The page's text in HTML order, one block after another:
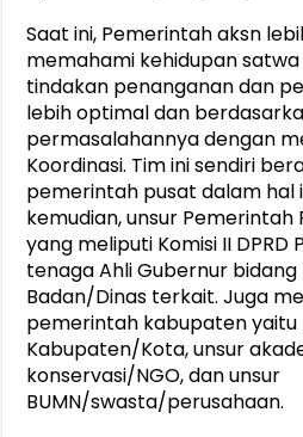
Saat ini, Pemerintah aksn
memahami kehidupan
tindakan penanganan dan
lebih optimal dan
permasalahannya dengan
Koordinasi. Tim ini sendiri
pemerintah pusat dalam hal
kemudian, unsur Pemerintah
yang meliputi Komisi II DPRD
tenaga Ahli Gubernur
Badan/Dinas terkait. Juga
pemerintah kabupaten yaitu
Kabupaten/Kota, unsur
konservasi/NGO, dan unsur
BUMN/swasta/perusahaan.